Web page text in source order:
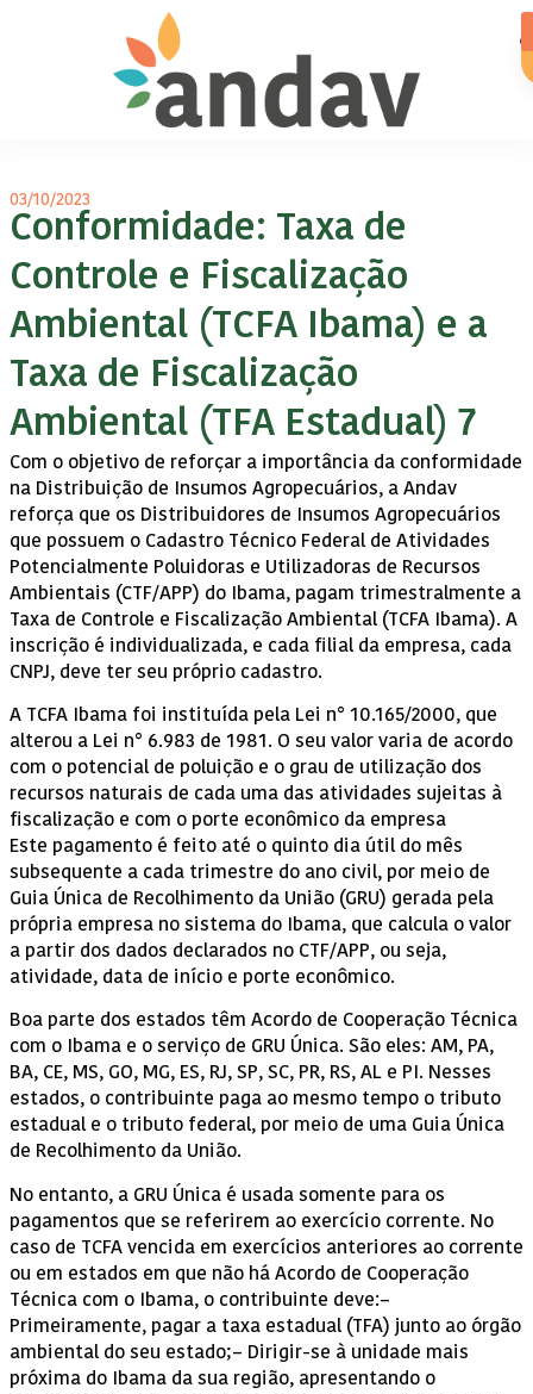
03/10/2023
Conformidade: Taxa de
Controle e Fiscalização
Ambiental (TCFA Ibama) e a
Taxa de Fiscalização
Ambiental (TFA Estadual) 7
Com o objetivo de reforçar a importância da conformidade
na Distribuição de Insumos Agropecuários, a Andav
reforça que os Distribuidores de Insumos Agropecuários
que possuem o Cadastro Técnico Federal de Atividades
Potencialmente Poluidoras e Utilizadoras de Recursos
Ambientais (CTF/APP) do Ibama, pagam trimestralmente a
Taxa de Controle e Fiscalização Ambiental (TCFA Ibama). A
inscrição é individualizada, e cada filial da empresa, cada
CNPJ, deve ter seu próprio cadastro.
A TCFA Ibama foi instituída pela Lei n° 10.165/2000, que
alterou a Lei n° 6.983 de 1981. O seu valor varia de acordo
com o potencial de poluição e o grau de utilização dos
recursos naturais de cada uma das atividades sujeitas à
fiscalização e com o porte econômico da empresa
Este pagamento é feito até o quinto dia útil do mês
subsequente a cada trimestre do ano civil, por meio de
Guia Única de Recolhimento da União (GRU) gerada pela
própria empresa no sistema do Ibama, que calcula o valor
a partir dos dados declarados no CTF/APP, ou seja,
atividade, data de início e porte econômico.
Boa parte dos estados têm Acordo de Cooperação Técnica
com o Ibama e o serviço de GRU Única. São eles: AM, PA,
BA, CE, MS, GO, MG, ES, RJ, SP, SC, PR, RS, AL e PI. Nesses
estados, o contribuinte paga ao mesmo tempo o tributo
estadual e o tributo federal, por meio de uma Guia Única
de Recolhimento da União.
No entanto, a GRU Única é usada somente para os
pagamentos que se referirem ao exercício corrente. No
caso de TCFA vencida em exercícios anteriores ao corrente
ou em estados em que não há Acordo de Cooperação
Técnica com o Ibama, o contribuinte deve:–
Primeiramente, pagar a taxa estadual (TFA) junto ao órgão
ambiental do seu estado;– Dirigir-se à unidade mais
próxima do Ibama da sua região, apresentando o